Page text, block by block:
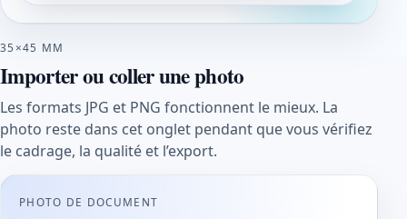
35×45 MM
Importer ou coller une photo
Les formats JPG et PNG fonctionnent le mieux. La
photo reste dans cet onglet pendant que vous vérifiez
le cadrage, la qualité et l’export.
PHOTO DE DOCUMENT